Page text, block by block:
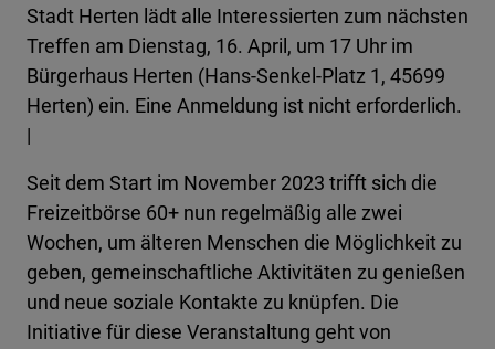
Stadt Herten lädt alle Interessierten zum nächsten
Treffen am Dienstag, 16. April, um 17 Uhr im
Bürgerhaus Herten (Hans-Senkel-Platz 1, 45699
Herten) ein. Eine Anmeldung ist nicht erforderlich.
|
Seit dem Start im November 2023 trifft sich die
Freizeitbörse 60+ nun regelmäßig alle zwei
Wochen, um älteren Menschen die Möglichkeit zu
geben, gemeinschaftliche Aktivitäten zu genießen
und neue soziale Kontakte zu knüpfen. Die
Initiative für diese Veranstaltung geht von